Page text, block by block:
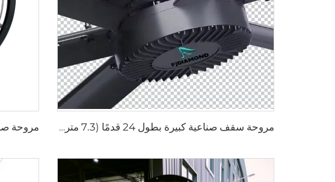
مروحة سقف صناعية كبيرة بطول 24 قدمًا (7.3 متر) لتوفير تهوية كبيرة في مستودعات الألبان